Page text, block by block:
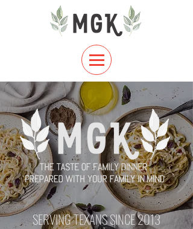
SERVING TEXANS SINCE 2013